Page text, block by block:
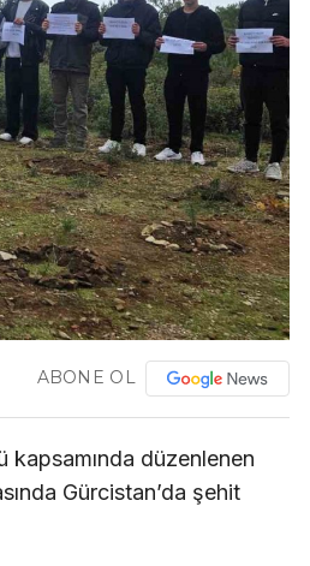
ABONE OL
kapsamında düzenlenen
Gürcistan’da şehit